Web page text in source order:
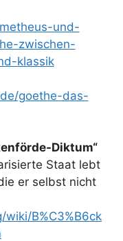
und-
zwischen-
klassik
goethe-das-
Diktum“
Staat lebt
er selbst nicht
B%C3%B6ck